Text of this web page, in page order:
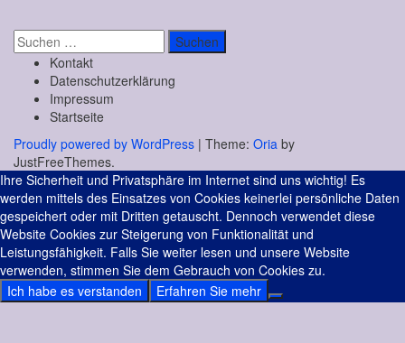
Suchen
nach: Kontakt
Datenschutzerklärung
Impressum
Startseite
Proudly powered by WordPress | Theme: Oria by
JustFreeThemes.
Ihre Sicherheit und Privatsphäre im Internet sind uns wichtig! Es
werden mittels des Einsatzes von Cookies keinerlei persönliche Daten
gespeichert oder mit Dritten getauscht. Dennoch verwendet diese
Website Cookies zur Steigerung von Funktionalität und
Leistungsfähigkeit. Falls Sie weiter lesen und unsere Website
verwenden, stimmen Sie dem Gebrauch von Cookies zu.
Ich habe es verstanden
Erfahren Sie mehr